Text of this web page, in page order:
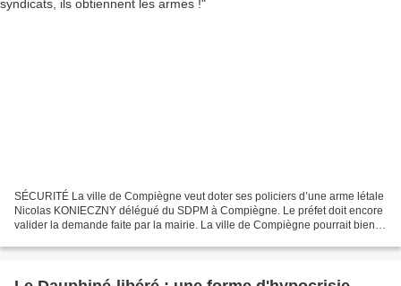
SÉCURITÉ La ville de Compiègne veut doter ses policiers d’une arme létale
Nicolas KONIECZNY délégué du SDPM à Compiègne. Le préfet doit encore
valider la demande faite par la mairie. La ville de Compiègne pourrait bientôt